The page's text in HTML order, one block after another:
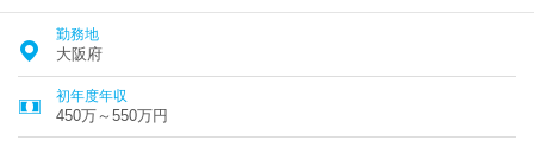
勤務地
大阪府
初年度年収
450万～550万円